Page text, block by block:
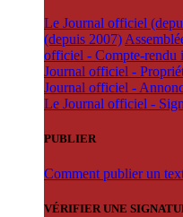
Le Journal officiel
(depuis 2007)
officiel - Compte-rendu
Journal officiel -
Journal officiel -
Le Journal officiel -
PUBLIER
Comment publier un
VÉRIFIER UNE